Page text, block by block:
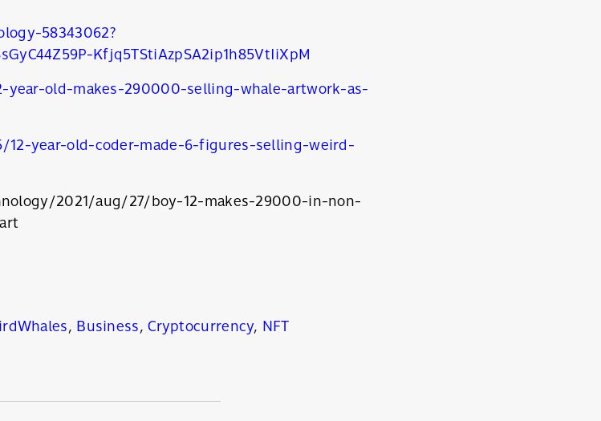
58343062?
Kfjq5TStiAzpSA2ip1h85VtIiXpM
old-makes-290000-selling-whale-artwork-as-
year-old-coder-made-6-figures-selling-weird-
2021/aug/27/boy-12-makes-29000-in-non-
, Business,Cryptocurrency, NFT